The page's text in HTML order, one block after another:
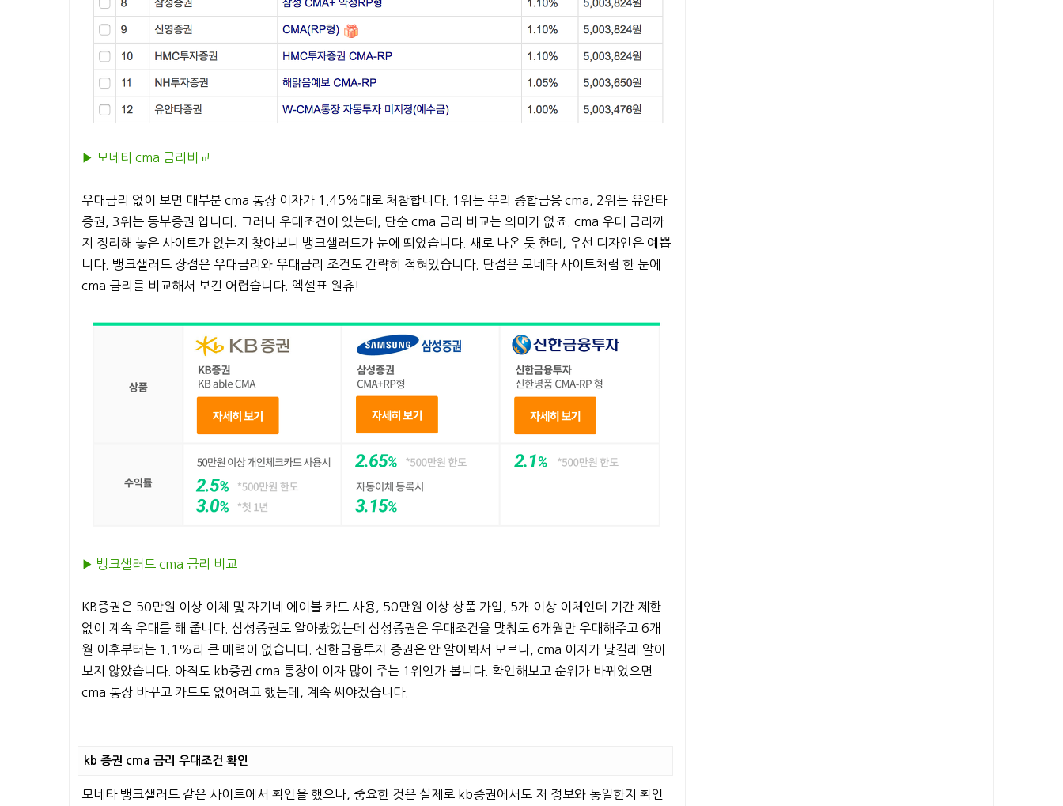
▶︎ 모네타 cma 금리비교
우대금리 없이 보면 대부분 cma 통장 이자가 1.45%대로 처참합니다. 1위는 우리 종합금융 cma, 2위는 유안타
증권, 3위는 동부증권 입니다. 그러나 우대조건이 있는데, 단순 cma 금리 비교는 의미가 없죠. cma 우대 금리까
지 정리해 놓은 사이트가 없는지 찾아보니 뱅크샐러드가 눈에 띄었습니다. 새로 나온 듯 한데, 우선 디자인은 예쁩
니다. 뱅크샐러드 장점은 우대금리와 우대금리 조건도 간략히 적혀있습니다. 단점은 모네타 사이트처럼 한 눈에
cma 금리를 비교해서 보긴 어렵습니다. 엑셀표 원츄!
▶︎ 뱅크샐러드 cma 금리 비교
KB증권은 50만원 이상 이체 및 자기네 에이블 카드 사용, 50만원 이상 상품 가입, 5개 이상 이체인데 기간 제한
없이 계속 우대를 해 줍니다. 삼성증권도 알아봤었는데 삼성증권은 우대조건을 맞춰도 6개월만 우대해주고 6개
월 이후부터는 1.1%라 큰 매력이 없습니다. 신한금융투자 증권은 안 알아봐서 모르나, cma 이자가 낮길래 알아
보지 않았습니다. 아직도 kb증권 cma 통장이 이자 많이 주는 1위인가 봅니다. 확인해보고 순위가 바뀌었으면
cma 통장 바꾸고 카드도 없애려고 했는데, 계속 써야겠습니다.
kb 증권 cma 금리 우대조건 확인
모네타 뱅크샐러드 같은 사이트에서 확인을 했으나, 중요한 것은 실제로 kb증권에서도 저 정보와 동일한지 확인